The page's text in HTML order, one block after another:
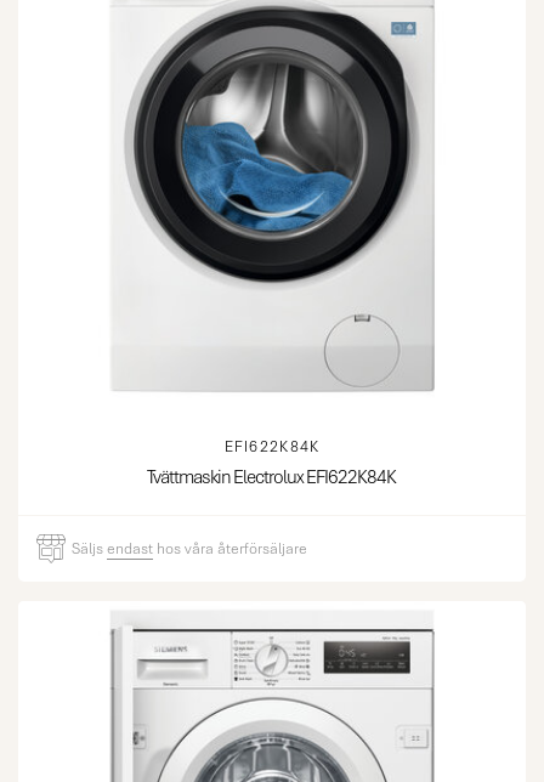
EFI622K84K
Tvättmaskin Electrolux EFI622K84K
Säljsendast hos våra återförsäljare